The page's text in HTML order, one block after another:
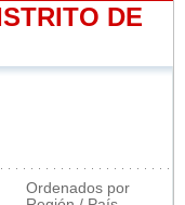
DE
Ordenados por